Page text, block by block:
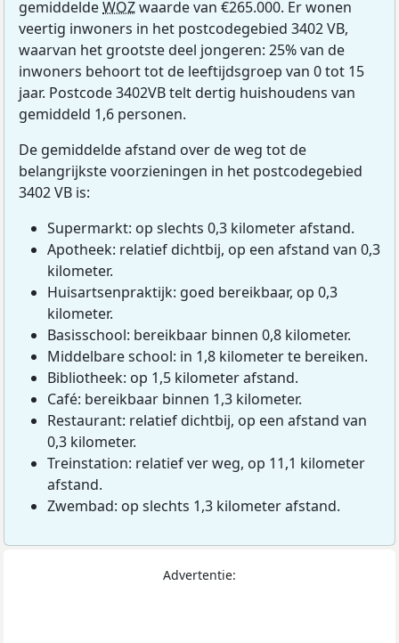
gemiddeldeWOZwaarde van €265.000. Er wonen
veertig inwoners in het postcodegebied 3402 VB,
waarvan het grootste deel jongeren: 25% van de
inwoners behoort tot de leeftijdsgroep van 0 tot 15
jaar. Postcode 3402VB telt dertig huishoudens van
gemiddeld 1,6 personen.
De gemiddelde afstand over de weg tot de
belangrijkste voorzieningen in het postcodegebied
3402 VB is:
Supermarkt: op slechts 0,3 kilometer afstand.
Apotheek: relatief dichtbij, op een afstand van 0,3
kilometer.
Huisartsenpraktijk: goed bereikbaar, op 0,3
kilometer.
Basisschool: bereikbaar binnen 0,8 kilometer.
Middelbare school: in 1,8 kilometer te bereiken.
Bibliotheek: op 1,5 kilometer afstand.
Café: bereikbaar binnen 1,3 kilometer.
Restaurant: relatief dichtbij, op een afstand van
0,3 kilometer.
Treinstation: relatief ver weg, op 11,1 kilometer
afstand.
Zwembad: op slechts 1,3 kilometer afstand.
Advertentie: